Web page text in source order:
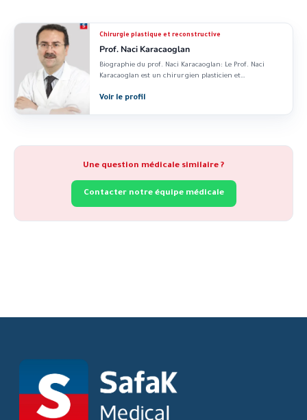
Chirurgie plastique et reconstructive
Prof. Naci Karacaoglan
Biographie du prof. Naci Karacaoglan: Le Prof. Naci
Karacaoglan est un chirurgien plasticien et
Voir le profil
Une question médicale similaire ?
Contacter notre équipe médicale